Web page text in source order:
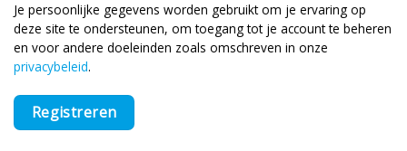
Je persoonlijke gegevens worden gebruikt om je ervaring op
deze site te ondersteunen, om toegang tot je account te beheren
en voor andere doeleinden zoals omschreven in onze
privacybeleid.
Registreren